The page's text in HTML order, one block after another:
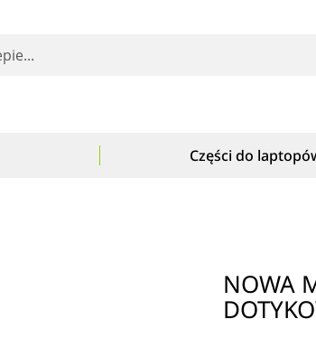
Części do
NOWA